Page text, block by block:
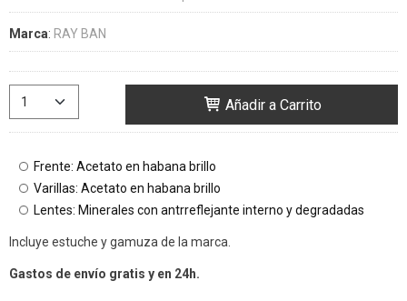
Marca: RAY BAN
Añadir a Carrito
Frente: Acetato en habana brillo
Varillas: Acetato en habana brillo
Lentes: Minerales con antrreflejante interno y degradadas
Incluye estuche y gamuza de la marca.
Gastos de envío gratis y en 24h.